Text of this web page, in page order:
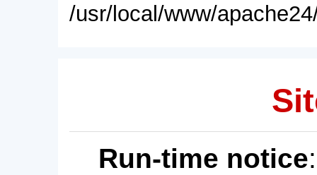
/usr/local/www/
Run-time notice